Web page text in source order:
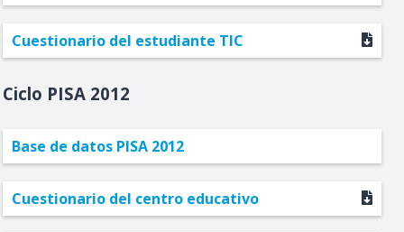
Cuestionario del estudiante TIC
2012
Base de datos PISA 2012
Cuestionario del centro educativo